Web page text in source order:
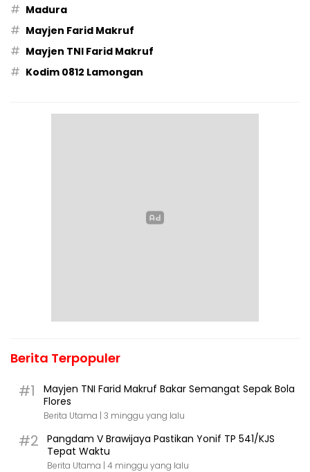
# Madura
# Mayjen Farid Makruf
# Mayjen TNI Farid Makruf
# Kodim 0812 Lamongan
Berita Terpopuler
#1
Mayjen TNI Farid Makruf Bakar Semangat Sepak Bola
Flores
Berita Utama | 3 minggu yang lalu
#2
Pangdam V Brawijaya Pastikan Yonif TP 541/KJS
Tepat Waktu
Berita Utama | 4 minggu yang lalu